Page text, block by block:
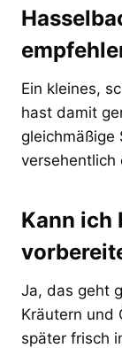
Ein kleines,
hast damit
gleichmäßige
versehentlich
Kann ich
Ja, das geht
Kräutern und
später frisch